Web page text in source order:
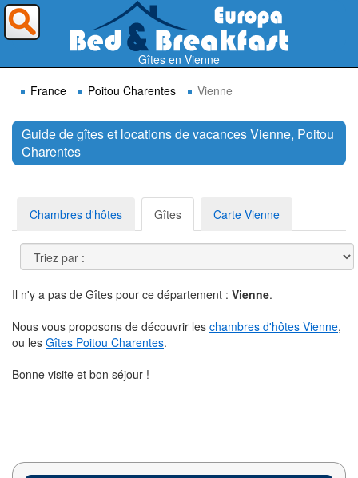
Gîtes en Vienne
France
Poitou Charentes Vienne
Guide de gîtes et locations de vacances Vienne, Poitou
Charentes
Chambres d'hôtes Gîtes Carte Vienne
Il n'y a pas de Gîtes pour ce département : Vienne.
Nous vous proposons de découvrir les chambres d'hôtes Vienne,
ou les Gîtes Poitou Charentes.
Bonne visite et bon séjour !
Où voulez-vous partir ?